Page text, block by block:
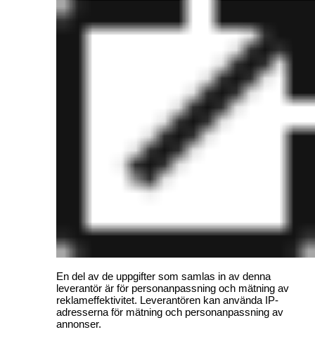
En del av de uppgifter som samlas in av denna
leverantör är för personanpassning och mätning av
reklameffektivitet. Leverantören kan använda IP-
adresserna för mätning och personanpassning av
annonser.